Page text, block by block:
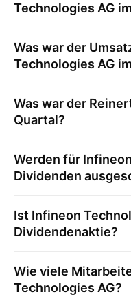
Technologies AG
Was war der
Technologies AG
Was war der
Quartal?
Werden für
Dividenden
Ist Infineon
Dividendenaktie?
Wie viele
Technologies AG?